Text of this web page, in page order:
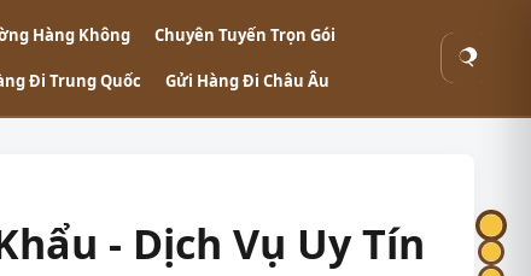
Hàng Không Chuyên Tuyến Trọn Gói
Đi Trung Quốc Gửi Hàng Đi Châu Âu
Tìm
- Dịch Vụ Uy Tín